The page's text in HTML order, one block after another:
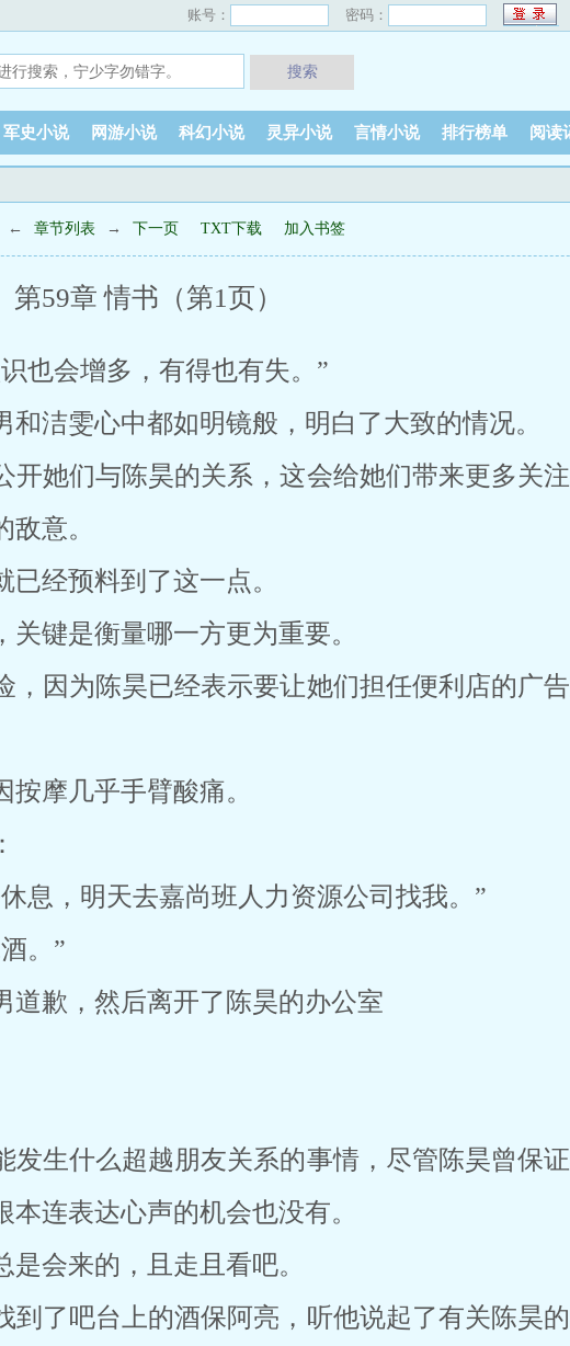
账号： 密码：
搜索
军史小说 网游小说 科幻小说 灵异小说 言情小说 排行榜单 阅读
← 章节列表 → 下一页 TXT下载 加入书签
第59章 情书（第1页）
也会增多，有得也有失。”
洁雯心中都如明镜般，明白了大致的情况。
开她们与陈昊的关系，这会给她们带来更多关
意。
经预料到了这一点。
键是衡量哪一方更为重要。
，因为陈昊已经表示要让她们担任便利店的广
摩几乎手臂酸痛。
息，明天去嘉尚班人力资源公司找我。”
。”
道歉，然后离开了陈昊的办公室
发生什么超越朋友关系的事情，尽管陈昊曾保
连表达心声的机会也没有。
会来的，且走且看吧。
到了吧台上的酒保阿亮，听他说起了有关陈昊